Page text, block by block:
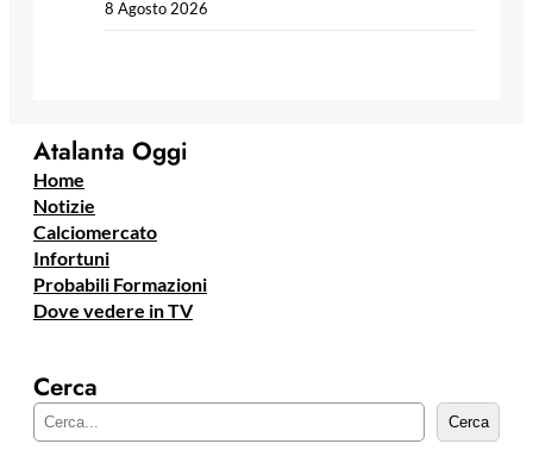
8 Agosto 2026
Atalanta Oggi
Home
Notizie
Calciomercato
Infortuni
Probabili Formazioni
Dove vedere in TV
Cerca
e
Cerca